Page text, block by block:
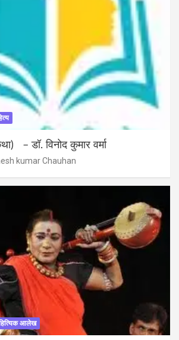
– डॉ. विनोद कुमार वर्मा
kumar Chauhan
आलेख